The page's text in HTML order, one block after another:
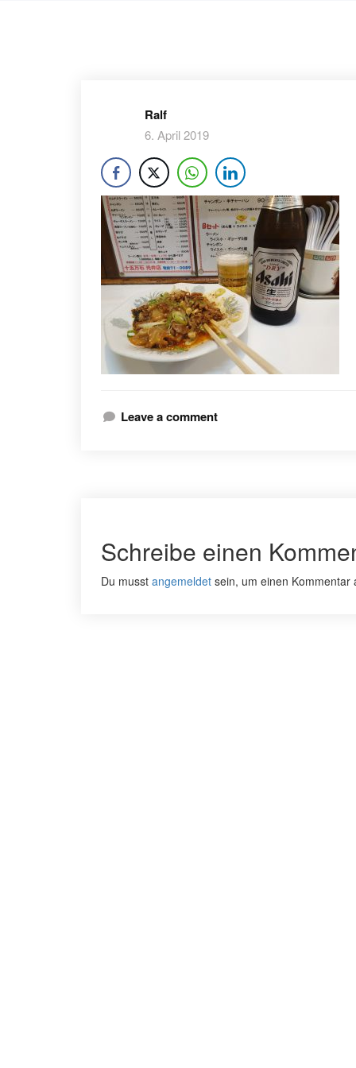
Ralf
6. April 2019
Leave a comment
Schreibe einen
Du musst angemeldet sein, um einen Kommentar